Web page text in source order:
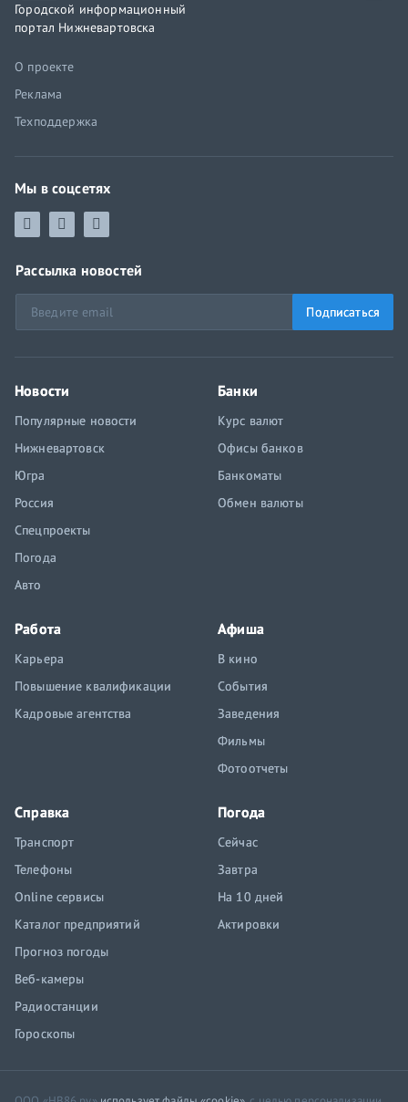
Городской информационный
портал Нижневартовска
О проекте
Реклама
Техподдержка
Мы в соцсетях
Рассылка новостей
Подписаться
Новости
Популярные новости
Нижневартовск
Югра
Россия
Спецпроекты
Погода
Авто
Банки
Курс валют
Офисы банков
Банкоматы
Обмен валюты
Работа
Карьера
Повышение квалификации
Кадровые агентства
Афиша
В кино
События
Заведения
Фильмы
Фотоотчеты
Справка
Транспорт
Телефоны
Online сервисы
Каталог предприятий
Прогноз погоды
Веб-камеры
Радиостанции
Гороскопы
Погода
Сейчас
Завтра
На 10 дней
Актировки